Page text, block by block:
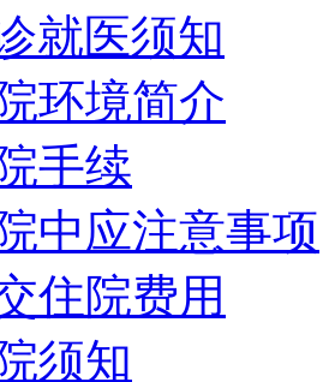
就医须知
环境简介
手续
中应注意事项
住院费用
须知